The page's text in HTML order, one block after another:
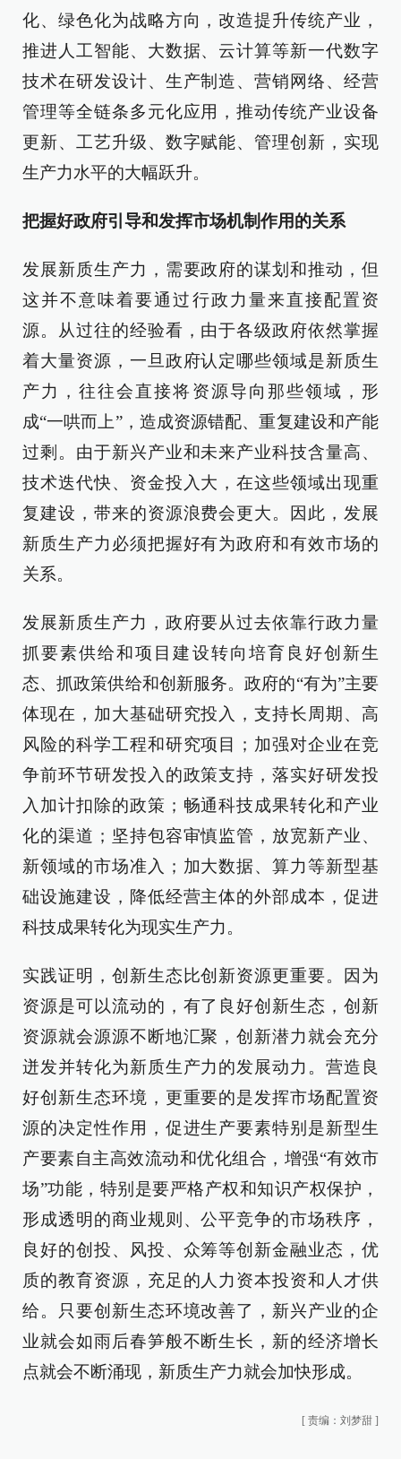
化、绿色化为战略方向，改造提升传统产业，
推进人工智能、大数据、云计算等新一代数字
技术在研发设计、生产制造、营销网络、经营
管理等全链条多元化应用，推动传统产业设备
更新、工艺升级、数字赋能、管理创新，实现
生产力水平的大幅跃升。
把握好政府引导和发挥市场机制作用的关系
发展新质生产力，需要政府的谋划和推动，但
这并不意味着要通过行政力量来直接配置资
源。从过往的经验看，由于各级政府依然掌握
着大量资源，一旦政府认定哪些领域是新质生
产力，往往会直接将资源导向那些领域，形
成“一哄而上”，造成资源错配、重复建设和产能
过剩。由于新兴产业和未来产业科技含量高、
技术迭代快、资金投入大，在这些领域出现重
复建设，带来的资源浪费会更大。因此，发展
新质生产力必须把握好有为政府和有效市场的
关系。
发展新质生产力，政府要从过去依靠行政力量
抓要素供给和项目建设转向培育良好创新生
态、抓政策供给和创新服务。政府的“有为”主要
体现在，加大基础研究投入，支持长周期、高
风险的科学工程和研究项目；加强对企业在竞
争前环节研发投入的政策支持，落实好研发投
入加计扣除的政策；畅通科技成果转化和产业
化的渠道；坚持包容审慎监管，放宽新产业、
新领域的市场准入；加大数据、算力等新型基
础设施建设，降低经营主体的外部成本，促进
科技成果转化为现实生产力。
实践证明，创新生态比创新资源更重要。因为
资源是可以流动的，有了良好创新生态，创新
资源就会源源不断地汇聚，创新潜力就会充分
迸发并转化为新质生产力的发展动力。营造良
好创新生态环境，更重要的是发挥市场配置资
源的决定性作用，促进生产要素特别是新型生
产要素自主高效流动和优化组合，增强“有效市
场”功能，特别是要严格产权和知识产权保护，
形成透明的商业规则、公平竞争的市场秩序，
良好的创投、风投、众筹等创新金融业态，优
质的教育资源，充足的人力资本投资和人才供
给。只要创新生态环境改善了，新兴产业的企
业就会如雨后春笋般不断生长，新的经济增长
点就会不断涌现，新质生产力就会加快形成。
[ 责编：刘梦甜 ]